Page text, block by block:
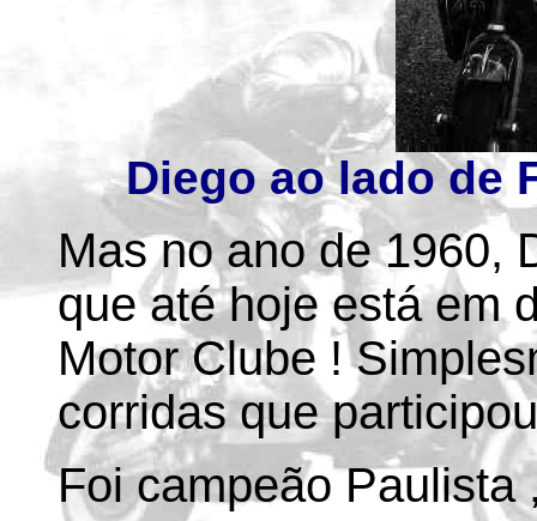
Diego ao lado de
Mas no ano de 1960,
que até hoje está em
Motor Clube !
corridas que
Foi campeão Paulista